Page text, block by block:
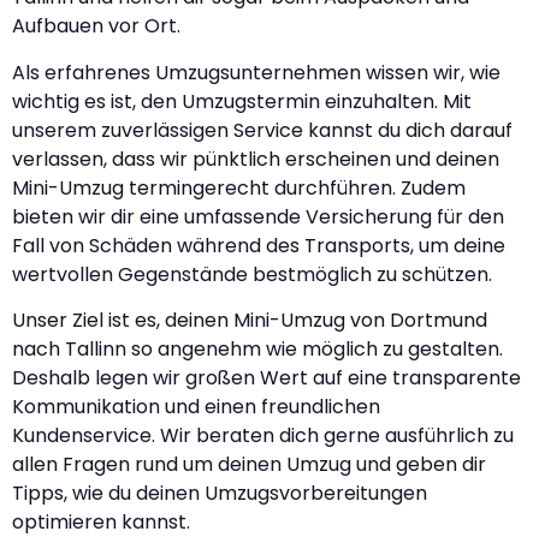
Aufbauen vor Ort.
Als erfahrenes Umzugsunternehmen wissen wir, wie
wichtig es ist, den Umzugstermin einzuhalten. Mit
unserem zuverlässigen Service kannst du dich darauf
verlassen, dass wir pünktlich erscheinen und deinen
Mini-Umzug termingerecht durchführen. Zudem
bieten wir dir eine umfassende Versicherung für den
Fall von Schäden während des Transports, um deine
wertvollen Gegenstände bestmöglich zu schützen.
Unser Ziel ist es, deinen Mini-Umzug von Dortmund
nach Tallinn so angenehm wie möglich zu gestalten.
Deshalb legen wir großen Wert auf eine transparente
Kommunikation und einen freundlichen
Kundenservice. Wir beraten dich gerne ausführlich zu
allen Fragen rund um deinen Umzug und geben dir
Tipps, wie du deinen Umzugsvorbereitungen
optimieren kannst.